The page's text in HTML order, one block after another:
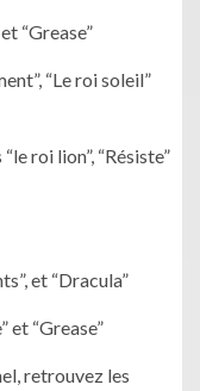
“Grease”
“Le roi soleil”
roi lion”, “Résiste”
et “Dracula”
et “Grease”
retrouvez les